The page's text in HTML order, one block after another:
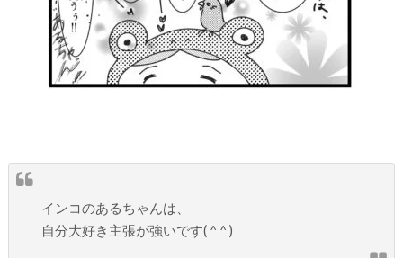
インコのあるちゃんは、
自分大好き主張が強いです( ^ ^ )